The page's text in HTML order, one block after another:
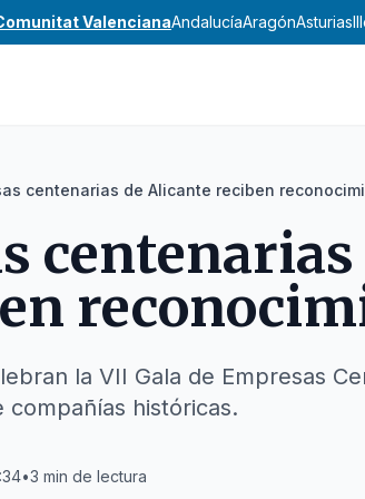
ValencianaAndalucíaAragónAsturias
centenarias de Alicante reciben
centenarias
la VII Gala de Empresas
históricas.
•3 min de lectura